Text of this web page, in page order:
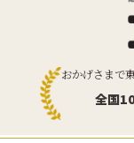
おかげさまで
全国